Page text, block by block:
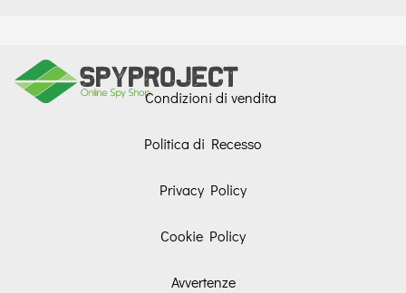
Condizioni di vendita
Politica di Recesso
Privacy Policy
Cookie Policy
Avvertenze